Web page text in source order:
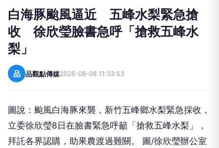
白海豚颱風逼近 五峰水梨緊急搶
收 徐欣瑩臉書急呼「搶救五峰水
梨」
品 品觀點傳媒2026-08-08 11:33:53
圖說：颱風白海豚來襲，新竹五峰鄉水梨緊急採收，
立委徐欣瑩8日在臉書緊急呼籲「搶救五峰水梨」，
拜託各界認購，助果農渡過難關。 圖/徐欣瑩辦公室